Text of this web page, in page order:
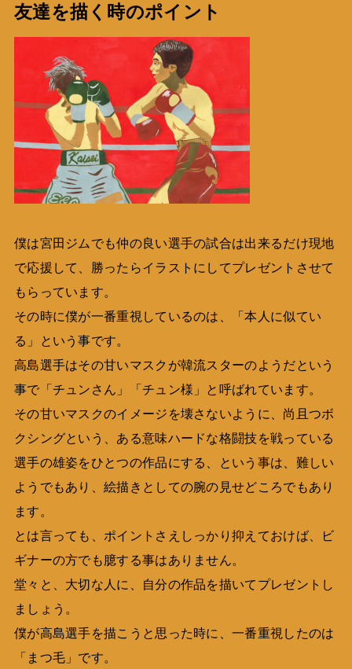
友達を描く時のポイント
僕は宮田ジムでも仲の良い選手の試合は出来るだけ現地
で応援して、勝ったらイラストにしてプレゼントさせて
もらっています。
その時に僕が一番重視しているのは、「本人に似てい
る」という事です。
高島選手はその甘いマスクが韓流スターのようだという
事で「チュンさん」「チュン様」と呼ばれています。
その甘いマスクのイメージを壊さないように、尚且つボ
クシングという、ある意味ハードな格闘技を戦っている
選手の雄姿をひとつの作品にする、という事は、難しい
ようでもあり、絵描きとしての腕の見せどころでもあり
ます。
とは言っても、ポイントさえしっかり抑えておけば、ビ
ギナーの方でも臆する事はありません。
堂々と、大切な人に、自分の作品を描いてプレゼントし
ましょう。
僕が高島選手を描こうと思った時に、一番重視したのは
「まつ毛」です。